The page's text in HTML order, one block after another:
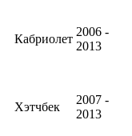
Кабриолет
2006 -
2013
Хэтчбек
2007 -
2013